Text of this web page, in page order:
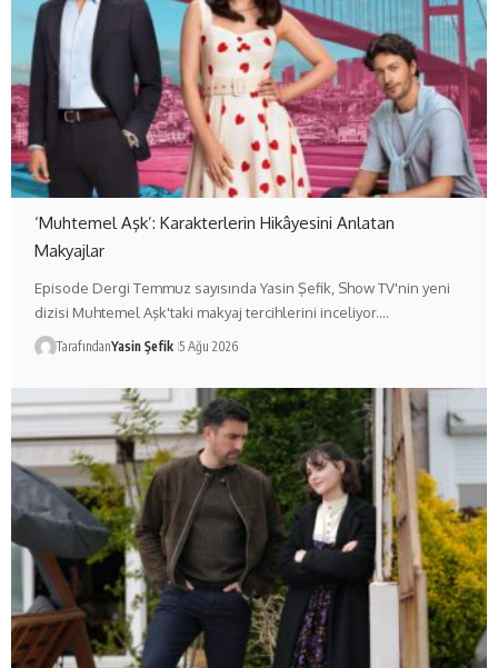
‘Muhtemel Aşk’: Karakterlerin Hikâyesini Anlatan
Makyajlar
Episode Dergi Temmuz sayısında Yasin Şefik, Show TV'nin yeni
dizisi Muhtemel Aşk'taki makyaj tercihlerini inceliyor.…
TarafındanYasin Şefik 5 Ağu 2026